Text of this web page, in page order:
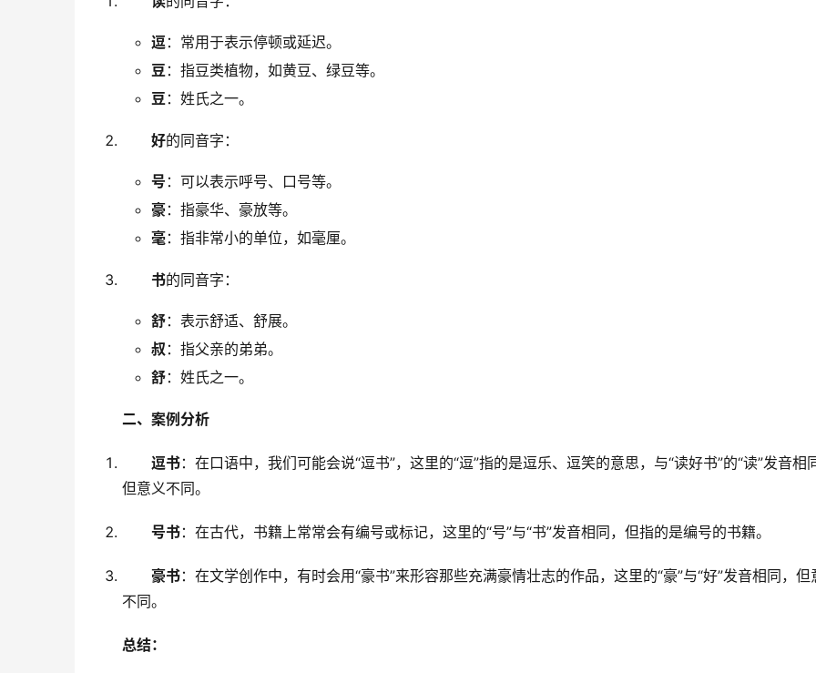
逗：常用于表示停顿或延迟。
豆：指豆类植物，如黄豆、绿豆等。
豆：姓氏之一。
好的同音字：
号 ：可以表示呼号、口号等。
豪：指豪华、豪放等。
毫：指非常小的单位，如毫厘。
书的同音字：
舒：表示舒适、舒展。
叔 ：指父亲的弟弟。
舒：姓氏之一。
二、案例分析
逗书：在口语中，我们可能会说“逗书”，这里的“逗”指的是逗乐、逗笑的意思，与“读好书”的“读”发音相
但意义不同。
号书：在古代，书籍上常常会有编号或标记，这里的“号”与“书”发音相同，但指的是编号的书籍。
豪书：在文学创作中，有时会用“豪书”来形容那些充满豪情壮志的作品，这里的“豪”与“好”发音相同，但
不同。
总结：